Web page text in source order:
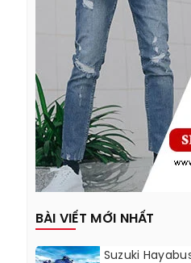
BÀI VIẾT MỚI NHẤT
Suzuki